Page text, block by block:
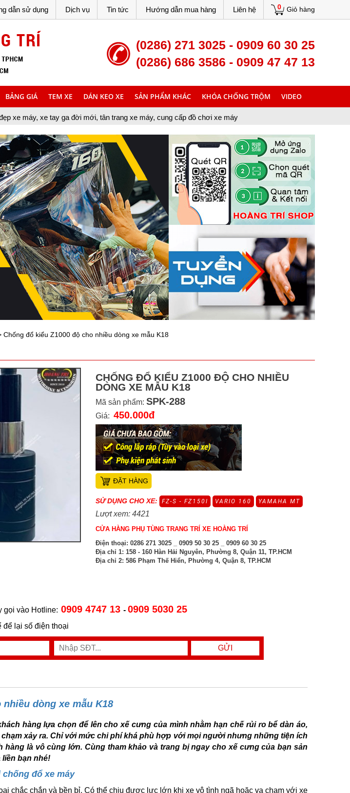
0 Giỏ hàng
dẫn sử dụng Dịch vụ Tin tức Hướng dẫn mua hàng Liên hệ
(0286) 271 3025 - 0909 60 30 25
(0286) 686 3586 - 0909 47 47 13
BẢNG GIÁ TEM XE DÁN KEO XE SẢN PHẨM KHÁC KHÓA CHỐNG TRỘM VIDEO
ga đời mới, tân trang xe máy, cung cấp đồ chơi xe máy
Chống đổ kiểu Z1000 độ cho nhiều dòng xe mẫu K18
CHỐNG ĐỔ KIỂU Z1000 ĐỘ CHO NHIỀU
DÒNG XE MẪU K18
Mã sản phẩm: SPK-288
Giá: 450.000đ
ĐẶT HÀNG
SỬ DỤNG CHO XE: FZ-S - FZ150I VARIO 160 YAMAHA MT
Lượt xem: 4421
CỬA HÀNG PHỤ TÙNG TRANG TRÍ XE HOÀNG TRÍ
Điện thoại: 0286 271 3025 _ 0909 50 30 25 _ 0909 60 30 25
Địa chỉ 1: 158 - 160 Hàn Hải Nguyên, Phường 8, Quận 11, TP.HCM
Địa chỉ 2: 586 Phạm Thế Hiển, Phường 4, Quận 8, TP.HCM
gọi vào Hotline: 0909 4747 13 - 0909 5030 25
để lại số điện thoại
nhiều dòng xe mẫu K18
hàng lựa chọn để lên cho xế cưng của mình nhằm hạn chế rủi ro bể dàn áo,
xảy ra. Chỉ với mức chi phí khá phù hợp với mọi người nhưng những tiện ích
hàng là vô cùng lớn. Cùng tham khảo và trang bị ngay cho xế cưng của bạn sản
liền bạn nhé!
chống đổ xe máy
chắc chắn và bền bỉ. Có thể chịu được lực lớn khi xe vô tình ngã hoặc va chạm với xe